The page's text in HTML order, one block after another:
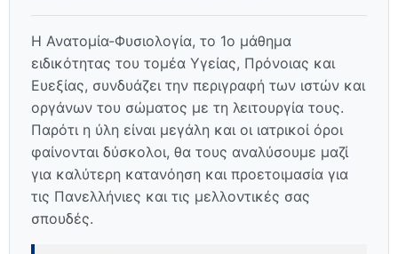
Η Ανατομία-Φυσιολογία, το 1ο μάθημα
ειδικότητας του τομέα Υγείας, Πρόνοιας και
Ευεξίας, συνδυάζει την περιγραφή των ιστών και
οργάνων του σώματος με τη λειτουργία τους.
Παρότι η ύλη είναι μεγάλη και οι ιατρικοί όροι
φαίνονται δύσκολοι, θα τους αναλύσουμε μαζί
για καλύτερη κατανόηση και προετοιμασία για
τις Πανελλήνιες και τις μελλοντικές σας
σπουδές.